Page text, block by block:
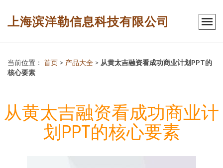
上海滨洋勒信息科技有限公司
当前位置： 首页 > 产品大全 > 从黄太吉融资看成功商业计划PPT的
核心要素
从黄太吉融资看成功商业计
划PPT的核心要素